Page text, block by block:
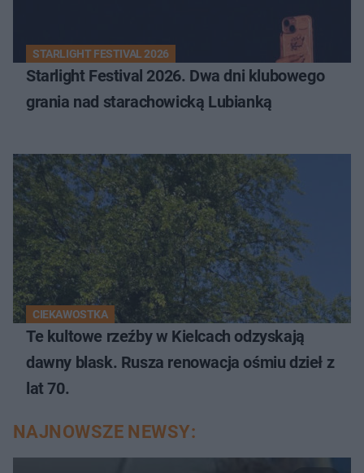
STARLIGHT FESTIVAL 2026
Starlight Festival 2026. Dwa dni klubowego
grania nad starachowicką Lubianką
CIEKAWOSTKA
Te kultowe rzeźby w Kielcach odzyskają
dawny blask. Rusza renowacja ośmiu dzieł z
lat 70.
NAJNOWSZE NEWSY: